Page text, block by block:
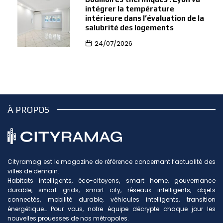
intégrer la température
intérieure dans l’évaluation de la
salubrité des logements
24/07/2026
À PROPOS
Cityramag est le magazine de référence concernant l’actualité des
villes de demain.
Habitats intelligents, éco-citoyens, smart home, gouvernance
durable, smart grids, smart city, réseaux intelligents, objets
connectés, mobilité durable, véhicules intelligents, transition
énergétique… Pour vous, notre équipe décrypte chaque jour les
nouvelles prouesses de nos métropoles.